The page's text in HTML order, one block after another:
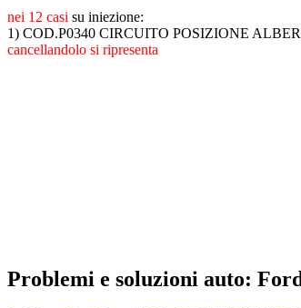
nei 12 casi su iniezione:
1) COD.P0340 CIRCUITO POSIZIONE
cancellandolo si ripresenta
Problemi e soluzioni auto: